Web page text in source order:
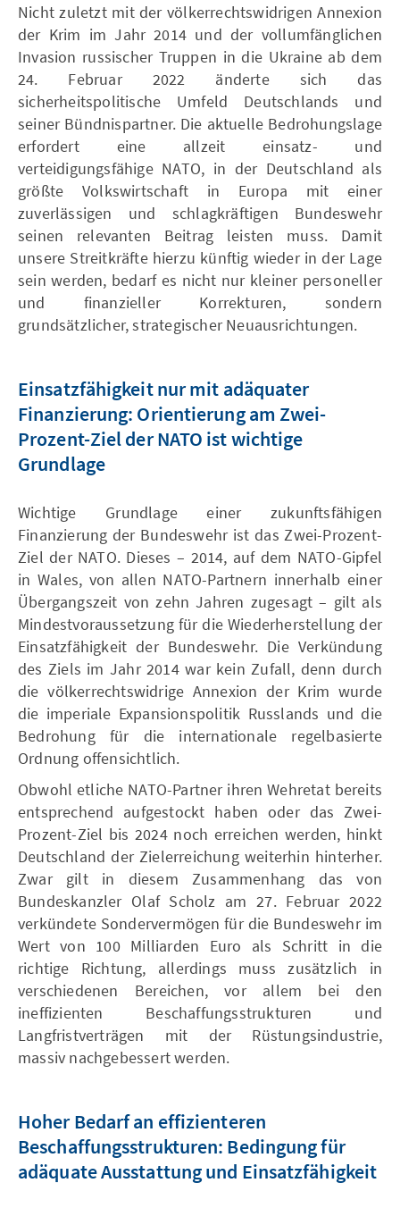
Nicht zuletzt mit der völkerrechtswidrigen Annexion
der Krim im Jahr 2014 und der vollumfänglichen
Invasion russischer Truppen in die Ukraine ab dem
24. Februar 2022 änderte sich das
sicherheitspolitische Umfeld Deutschlands und
seiner Bündnispartner. Die aktuelle Bedrohungslage
erfordert eine allzeit einsatz- und
verteidigungsfähige NATO, in der Deutschland als
größte Volkswirtschaft in Europa mit einer
zuverlässigen und schlagkräftigen Bundeswehr
seinen relevanten Beitrag leisten muss. Damit
unsere Streitkräfte hierzu künftig wieder in der Lage
sein werden, bedarf es nicht nur kleiner personeller
und finanzieller Korrekturen, sondern
grundsätzlicher, strategischer Neuausrichtungen.
Einsatzfähigkeit nur mit adäquater
Finanzierung: Orientierung am Zwei-
Prozent-Ziel der NATO ist wichtige
Grundlage
Wichtige Grundlage einer zukunftsfähigen
Finanzierung der Bundeswehr ist das Zwei-Prozent-
Ziel der NATO. Dieses – 2014, auf dem NATO-Gipfel
in Wales, von allen NATO-Partnern innerhalb einer
Übergangszeit von zehn Jahren zugesagt – gilt als
Mindestvoraussetzung für die Wiederherstellung der
Einsatzfähigkeit der Bundeswehr. Die Verkündung
des Ziels im Jahr 2014 war kein Zufall, denn durch
die völkerrechtswidrige Annexion der Krim wurde
die imperiale Expansionspolitik Russlands und die
Bedrohung für die internationale regelbasierte
Ordnung offensichtlich.
Obwohl etliche NATO-Partner ihren Wehretat bereits
entsprechend aufgestockt haben oder das Zwei-
Prozent-Ziel bis 2024 noch erreichen werden, hinkt
Deutschland der Zielerreichung weiterhin hinterher.
Zwar gilt in diesem Zusammenhang das von
Bundeskanzler Olaf Scholz am 27. Februar 2022
verkündete Sondervermögen für die Bundeswehr im
Wert von 100 Milliarden Euro als Schritt in die
richtige Richtung, allerdings muss zusätzlich in
verschiedenen Bereichen, vor allem bei den
ineffizienten Beschaffungsstrukturen und
Langfristverträgen mit der Rüstungsindustrie,
massiv nachgebessert werden.
Hoher Bedarf an effizienteren
Beschaffungsstrukturen: Bedingung für
adäquate Ausstattung und Einsatzfähigkeit